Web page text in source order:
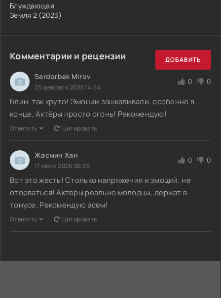
Блуждающая
Земля 2 (2023)
Комментарии и рецензии ДОБАВИТЬ
Sardorbek Mirov
23 февраля 2026 14:54
0 0
Блин, так круто! Эмоции зашкаливали, особенно в
конце. Актёры просто огонь! Рекомендую!
Ответить Цитировать
Жасмин Хан
17 июня 2026 06:36
0 0
Вот это жесть! Столько напряжения и эмоций, не
оторваться! Актёры реально молодцы, держат в
тонусе. Рекомендую всем!
Ответить Цитировать